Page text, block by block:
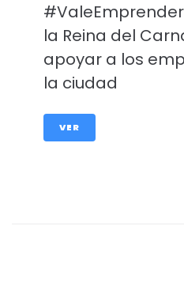
la Reina del
apoyar a los
la ciudad
VER